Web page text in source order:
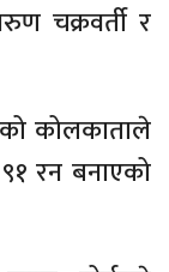
चक्रवर्ती र
कोलकाताले
रन बनाएको